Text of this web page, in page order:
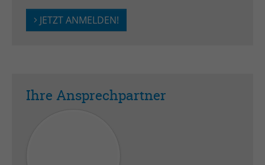
JETZT ANMELDEN!
Ihre Ansprechpartner
Laufzeit Session
Zweck Betrieb TYPO3